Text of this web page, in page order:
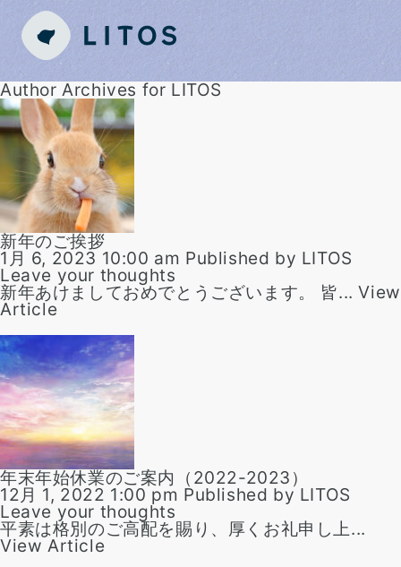
Author Archives for LITOS
新年のご挨拶
1月 6, 2023 10:00 am Published by LITOS
Leave your thoughts
新年あけましておめでとうございます。 皆...View
Article
年末年始休業のご案内（2022-2023）
12月 1, 2022 1:00 pm Published by LITOS
Leave your thoughts
平素は格別のご高配を賜り、厚くお礼申し上...
View Article